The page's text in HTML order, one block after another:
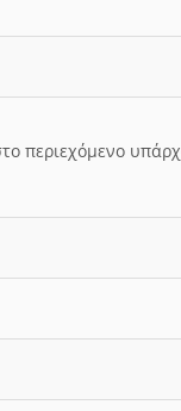
περιεχόμενο